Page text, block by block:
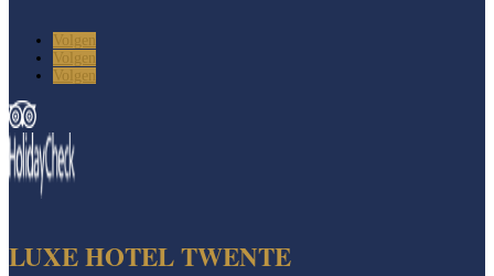
Volgen
Volgen
Volgen
LUXE HOTEL TWENTE